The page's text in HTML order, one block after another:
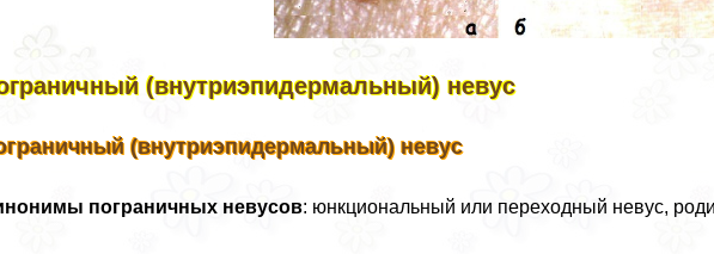
(внутриэпидермальный) невус
(внутриэпидермальный) невус
пограничных невусов: юнкциональный или переходный невус,